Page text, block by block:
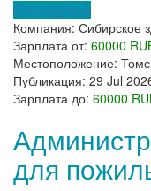
Откликнуться
Компания: Сибирское
Зарплата от: 60000
Местоположение:
Публикация: 29 Jul
Зарплата до: 60000
для